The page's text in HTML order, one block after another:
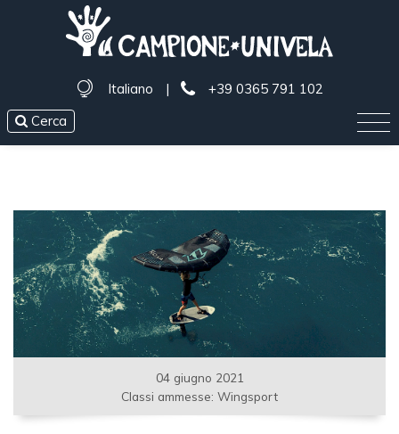
Italiano |
+39 0365 791 102
Cerca
04 giugno 2021
Classi ammesse: Wingsport